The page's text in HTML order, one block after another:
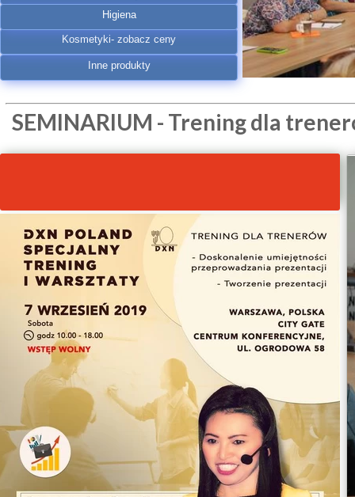
SEMINARIUM -
Higiena
Kosmetyki- zobacz ceny
Inne produkty